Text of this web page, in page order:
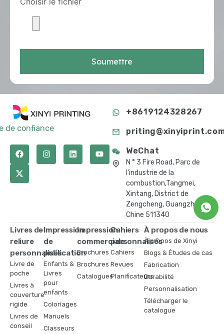
Soumettre
de confiance
+8619124328267
WeChat
N ° 3 Fire Road, Parc de
l'industrie de la
combustion,Tangmei,
Xintang, District de
Zengcheng, Guangzhou,
Chine 511340
Livres de
reliure
personnalisés
Livre de
poche
Livres à
couverture
rigide
Livres de
conseil
Impression
de
publication
Enfants &
Livres
pour
enfants
Coloriages
Manuels
Classeurs
Impression
commerciale
Brochures
Brochures
Catalogues
Cahiers
personnalisés
Cahiers
Revues
Planificateurs
À propos de nous
À propos de Xinyi
Blogs & Études de cas
Fabrication
Durabilité
Personnalisation
Télécharger le
catalogue